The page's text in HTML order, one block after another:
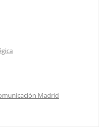
Madrid